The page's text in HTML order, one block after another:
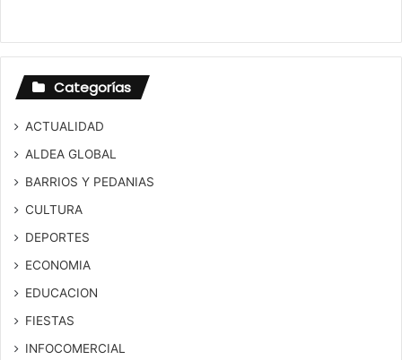
Categorías
ACTUALIDAD
ALDEA GLOBAL
BARRIOS Y PEDANIAS
CULTURA
DEPORTES
ECONOMIA
EDUCACION
FIESTAS
INFOCOMERCIAL